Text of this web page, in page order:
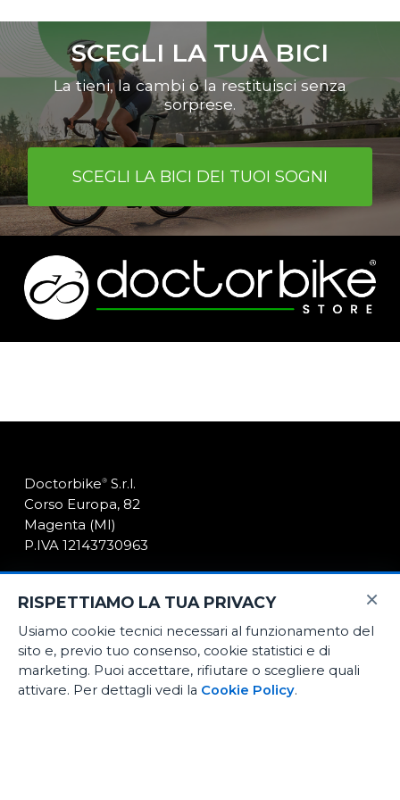
nell’apposita sezione del sito
www.shop.doctorbike.ito cmq tutte
le bici da corsa, MTB, gravel o e-bike
con un valore superiore a euro 2000.
SCEGLI LA TUA BICI
La tieni, la cambi o la restituisci senza
sorprese.
SCEGLI LA BICI DEI TUOI SOGNI
Doctorbike®S.r.l.
Corso Europa, 82
Magenta (MI)
P.IVA 12143730963
Il nostro store
News
Contatti
×
RISPETTIAMO LA TUA PRIVACY
Usiamo cookie tecnici necessari al funzionamento del
sito e, previo tuo consenso, cookie statistici e di
marketing. Puoi accettare, rifiutare o scegliere quali
attivare. Per dettagli vedi la Cookie Policy.